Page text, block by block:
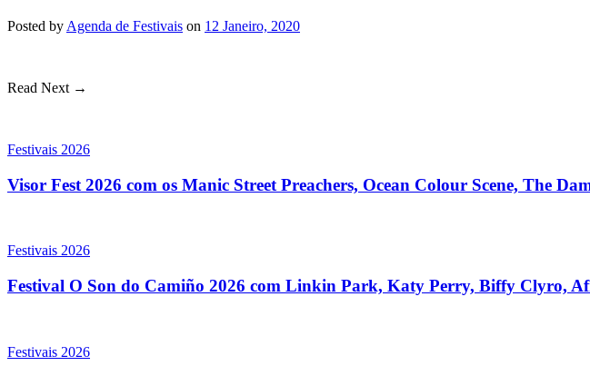
Posted by Agenda de Festivais on 12 Janeiro, 2020
Read Next →
Festivais 2026
Visor Fest 2026 com os Manic Street Preachers, Ocean Colour Scene, The
Festivais 2026
Festival O Son do Camiño 2026 com Linkin Park, Katy Perry, Biffy Clyro,
Festivais 2026